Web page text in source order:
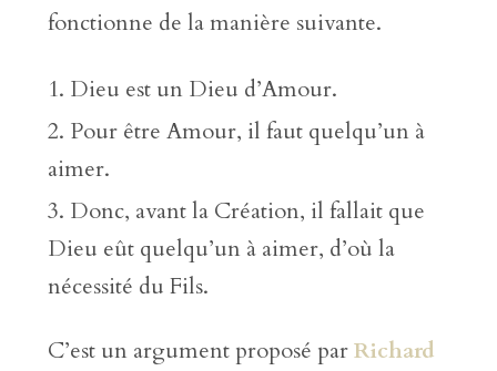
fonctionne de la manière suivante.
Dieu est un Dieu d’Amour.
Pour être Amour, il faut quelqu’un à
aimer.
Donc, avant la Création, il fallait que
Dieu eût quelqu’un à aimer, d’où la
nécessité du Fils.
C’est un argument proposé parRichard